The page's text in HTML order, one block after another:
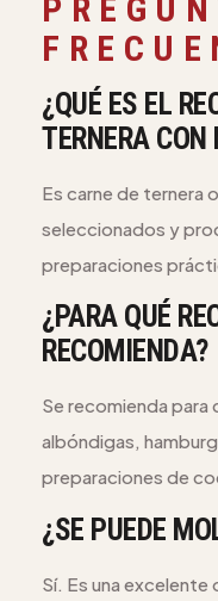
¿QUÉ ES EL
TERNERA
Es carne de ternera
seleccionados y
preparaciones
¿PARA QUÉ
RECOMIENDA?
Se recomienda para
albóndigas,
preparaciones de
¿SE PUEDE
Sí. Es una